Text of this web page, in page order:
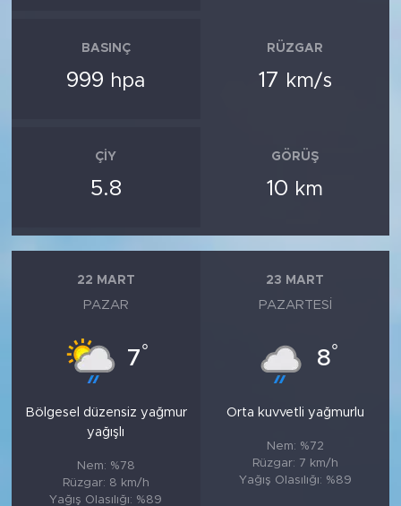
BASINÇ
999 hpa
RÜZGAR
17 km/s
ÇIY
5.8
GÖRÜŞ
10 km
22 MART
PAZAR
7°
Bölgesel düzensiz yağmur
yağışlı
Nem: %78
Rüzgar: 8 km/h
Yağış Olasılığı: %89
23 MART
PAZARTESI
8°
Orta kuvvetli yağmurlu
Nem: %72
Rüzgar: 7 km/h
Yağış Olasılığı: %89